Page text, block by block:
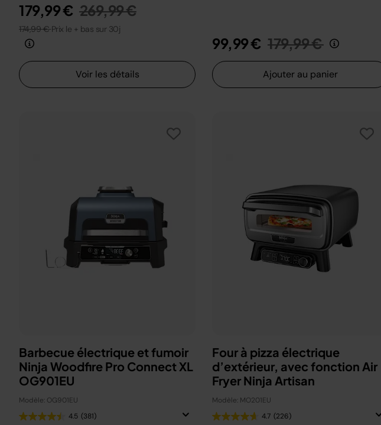
179,99 € Prix réduit de
269,99 €au
174,99 €Prix le + bas sur 30j
Voir les détails
99,99 € Prix réduit de
179,99 €au
Ajouter au panier
Barbecue électrique et fumoir
Ninja Woodfire Pro Connect XL
OG901EU
Modèle: OG901EU
4.5 (381)
Four à pizza électrique
d’extérieur, avec fonction Air
Fryer Ninja Artisan
Modèle: MO201EU
4.7 (226)